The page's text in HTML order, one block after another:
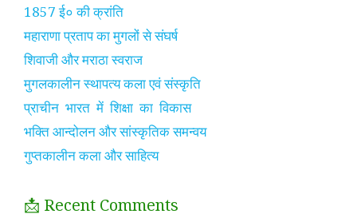
1857 ई० की क्रांति
महाराणा प्रताप का मुगलों से संघर्ष
शिवाजी और मराठा स्वराज
मुगलकालीन स्थापत्य कला एवं संस्कृति
प्राचीन भारत में शिक्षा का विकास
भक्ति आन्दोलन और सांस्कृतिक समन्वय
गुप्तकालीन कला और साहित्य
📩 Recent Comments